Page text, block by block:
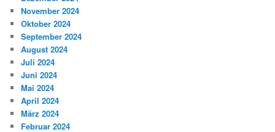
November 2024
Oktober 2024
September 2024
August 2024
Juli 2024
Juni 2024
Mai 2024
April 2024
März 2024
Februar 2024